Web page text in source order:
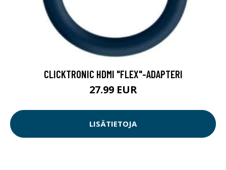
CLICKTRONIC HDMI "FLEX"-ADAPTERI
27.99 EUR
LISÄTIETOJA